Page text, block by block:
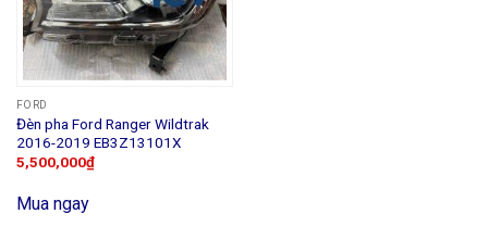
FORD
Đèn pha Ford Ranger Wildtrak
2016-2019 EB3Z13101X
5,500,000₫
Mua ngay